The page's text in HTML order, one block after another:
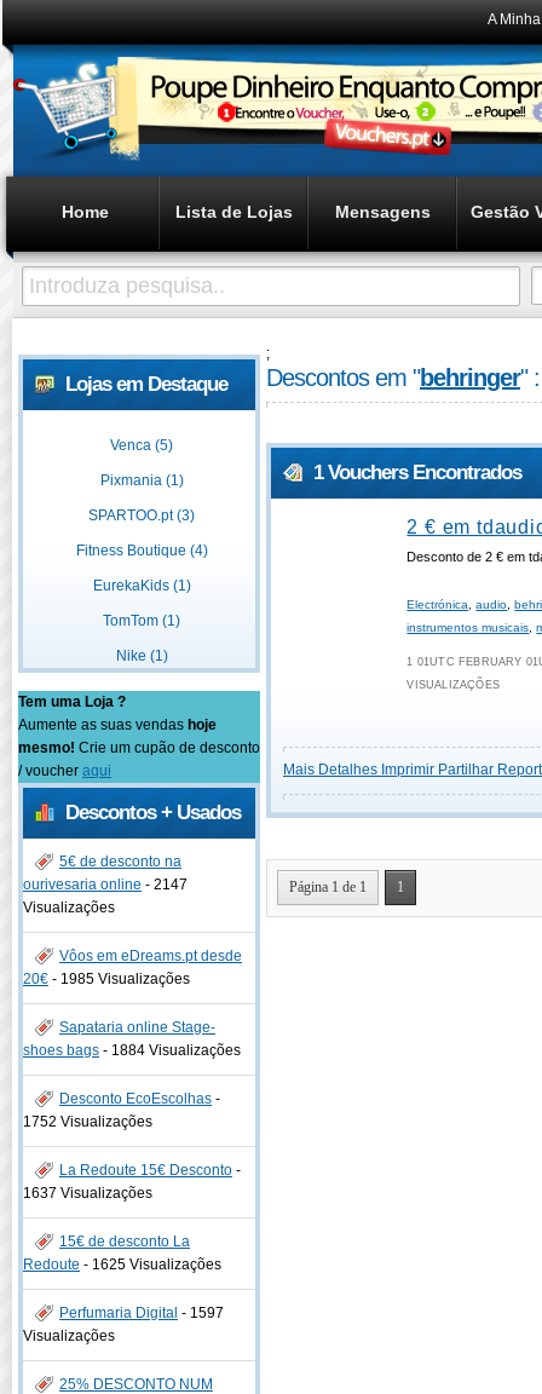
A
Home Lista de Lojas Mensagens Gestão
Lojas em Destaque
Venca (5)
Pixmania (1)
SPARTOO.pt (3)
Fitness Boutique (4)
EurekaKids (1)
TomTom (1)
Nike (1)
Tem uma Loja ?
Aumente as suas vendas hoje
mesmo! Crie um cupão de desconto
/ voucher aqui
Descontos + Usados
5€ de desconto na
ourivesaria online - 2147
Visualizações
Vôos em eDreams.pt desde
20€ - 1985 Visualizações
Sapataria online Stage-
shoes bags - 1884 Visualizações
Desconto EcoEscolhas -
1752 Visualizações
La Redoute 15€ Desconto -
1637 Visualizações
15€ de desconto La
Redoute - 1625 Visualizações
Perfumaria Digital - 1597
Visualizações
25% DESCONTO NUM
;
Descontos em "behringer" :
1 Vouchers Encontrados
2 € em
Desconto de 2 € em
Electrónica ,audio ,
instrumentos musicais ,
1 01UTC FEBRUARY
VISUALIZAÇÕES
Mais Detalhes Imprimir Partilhar
Página 1 de 1 1